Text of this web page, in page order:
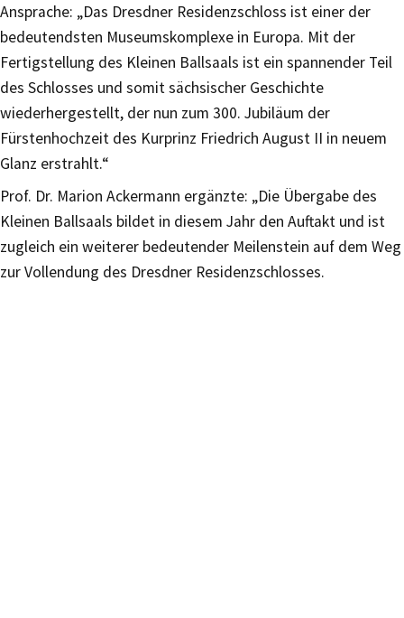
Ansprache: „Das Dresdner Residenzschloss ist einer der
bedeutendsten Museumskomplexe in Europa. Mit der
Fertigstellung des Kleinen Ballsaals ist ein spannender Teil
des Schlosses und somit sächsischer Geschichte
wiederhergestellt, der nun zum 300. Jubiläum der
Fürstenhochzeit des Kurprinz Friedrich August II in neuem
Glanz erstrahlt.“
Prof. Dr. Marion Ackermann ergänzte: „Die Übergabe des
Kleinen Ballsaals bildet in diesem Jahr den Auftakt und ist
zugleich ein weiterer bedeutender Meilenstein auf dem Weg
zur Vollendung des Dresdner Residenzschlosses.